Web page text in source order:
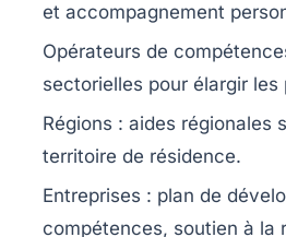
et accompagnement
Opérateurs de
sectorielles pour élargir
Régions : aides régionales
territoire de résidence.
Entreprises : plan de
compétences, soutien à la